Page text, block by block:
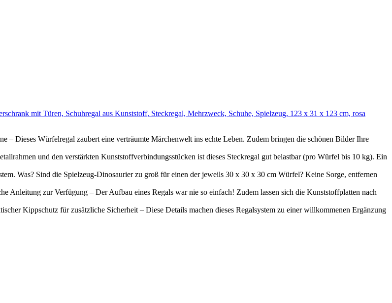
mit Türen, Schuhregal aus Kunststoff, Steckregal, Mehrzweck, Schuhe, Spielzeug, 123 x 31 x 123 cm, rosa
– Dieses Würfelregal zaubert eine verträumte Märchenwelt ins echte Leben. Zudem bringen die schönen Bilder Ihre
und den verstärkten Kunststoffverbindungsstücken ist dieses Steckregal gut belastbar (pro Würfel bis 10 kg). Ein
Was? Sind die Spielzeug-Dinosaurier zu groß für einen der jeweils 30 x 30 x 30 cm Würfel? Keine Sorge, entfernen
Anleitung zur Verfügung – Der Aufbau eines Regals war nie so einfach! Zudem lassen sich die Kunststoffplatten nach
Kippschutz für zusätzliche Sicherheit – Diese Details machen dieses Regalsystem zu einer willkommenen Ergänzung